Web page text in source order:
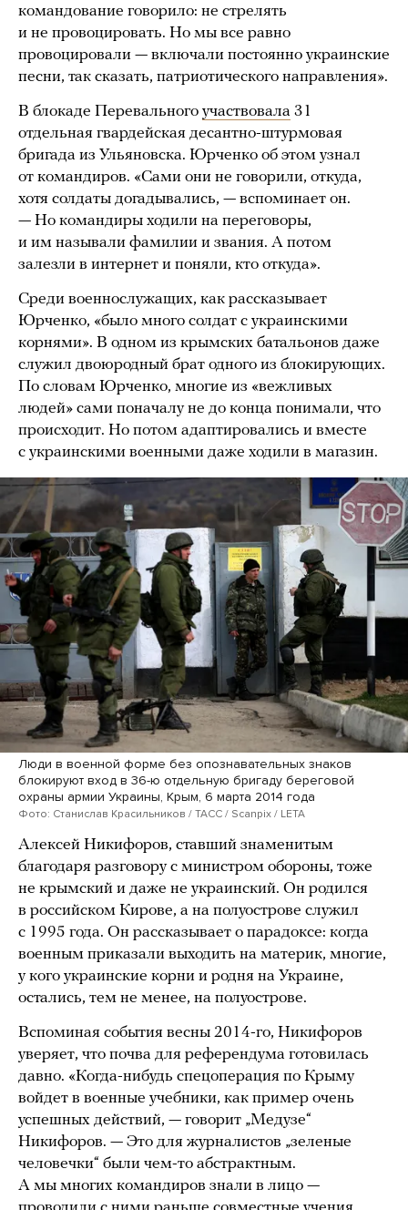
командование говорило: не стрелять
и не провоцировать. Но мы все равно
провоцировали — включали постоянно украинские
песни, так сказать, патриотического направления».
В блокаде Перевального участвовала 31
отдельная гвардейская десантно-штурмовая
бригада из Ульяновска. Юрченко об этом узнал
от командиров. «Сами они не говорили, откуда,
хотя солдаты догадывались, — вспоминает он.
— Но командиры ходили на переговоры,
и им называли фамилии и звания. А потом
залезли в интернет и поняли, кто откуда».
Среди военнослужащих, как рассказывает
Юрченко, «было много солдат с украинскими
корнями». В одном из крымских батальонов даже
служил двоюродный брат одного из блокирующих.
По словам Юрченко, многие из «вежливых
людей» сами поначалу не до конца понимали, что
происходит. Но потом адаптировались и вместе
с украинскими военными даже ходили в магазин.
Люди в военной форме без опознавательных знаков
блокируют вход в 36-ю отдельную бригаду береговой
охраны армии Украины, Крым, 6 марта 2014 года
Фото: Станислав Красильников / ТАСС / Scanpix / LETA
Алексей Никифоров, ставший знаменитым
благодаря разговору с министром обороны, тоже
не крымский и даже не украинский. Он родился
в российском Кирове, а на полуострове служил
с 1995 года. Он рассказывает о парадоксе: когда
военным приказали выходить на материк, многие,
у кого украинские корни и родня на Украине,
остались, тем не менее, на полуострове.
Вспоминая события весны 2014-го, Никифоров
уверяет, что почва для референдума готовилась
давно. «Когда-нибудь спецоперация по Крыму
войдет в военные учебники, как пример очень
успешных действий, — говорит „Медузе“
Никифоров. — Это для журналистов „зеленые
человечки“ были чем-то абстрактным.
А мы многих командиров знали в лицо —